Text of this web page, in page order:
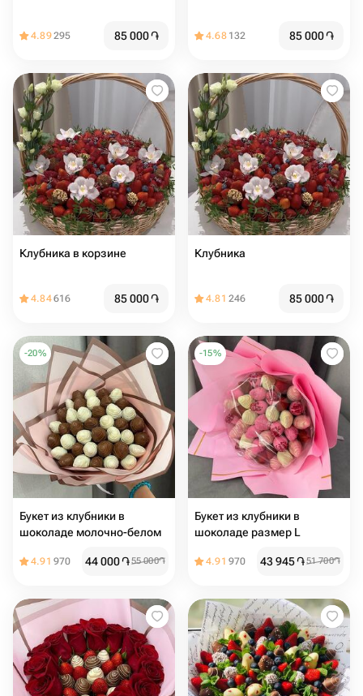
4.89295 85 000֏ 4.68 132 85 000֏
Клубника в корзине
4.84616 85 000֏
Клубника
4.81 246 85 000֏
-20%
Букет из клубники в
шоколаде молочно-белом
4.91 970 44 000֏55 000֏
-15%
Букет из клубники в
шоколаде размер L
4.91 970 43 945֏51 700֏